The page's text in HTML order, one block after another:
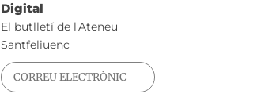
Digital
El butlletí de l'Ateneu
Santfeliuenc